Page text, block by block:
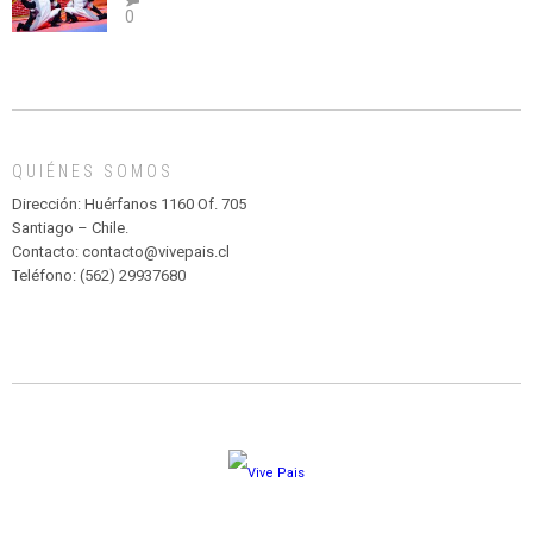
abuso”
Y
MADAGASCAR
PARQUE
HURATDO
0
QUIÉNES SOMOS
Dirección: Huérfanos 1160 Of. 705
Santiago – Chile.
Contacto: contacto@vivepais.cl
Teléfono: (562) 29937680